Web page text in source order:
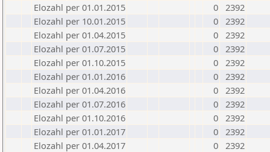
Elozahl per 01.01.2015
0 2392
Elozahl per 10.01.2015
0 2392
Elozahl per 01.04.2015
0 2392
Elozahl per 01.07.2015
0 2392
Elozahl per 01.10.2015
0 2392
Elozahl per 01.01.2016
0 2392
Elozahl per 01.04.2016
0 2392
Elozahl per 01.07.2016
0 2392
Elozahl per 01.10.2016
0 2392
Elozahl per 01.01.2017
0 2392
Elozahl per 01.04.2017
0 2392